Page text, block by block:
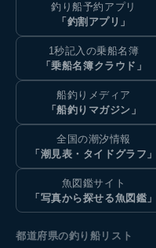
釣り船予約アプリ
「釣割アプリ」
1秒記入の乗船名簿
「乗船名簿クラウド」
船釣りメディア
「船釣りマガジン」
全国の潮汐情報
「潮見表・タイドグラフ」
魚図鑑サイト
「写真から探せる魚図鑑」
都道府県の釣り船リスト